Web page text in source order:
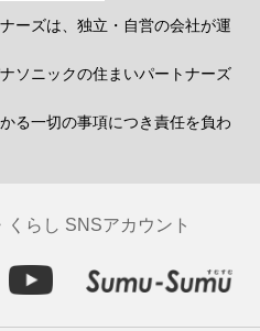
ーズは、独立・自営の会社が運
ソニックの住まいパートナーズ
る一切の事項につき責任を負わ
らし SNSアカウント